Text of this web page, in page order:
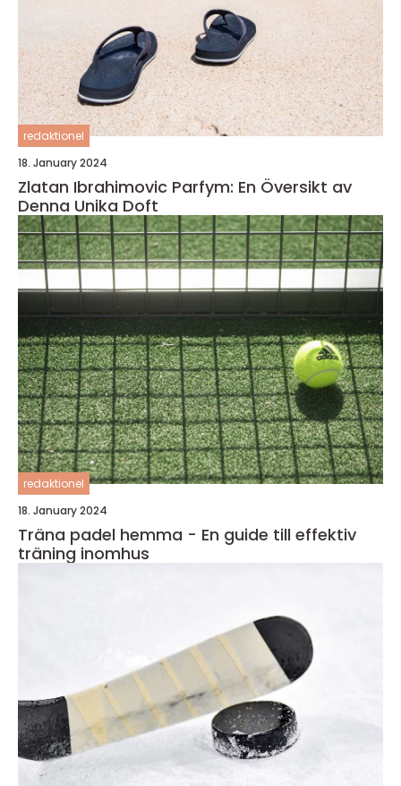
redaktionel
18. January 2024
Zlatan Ibrahimovic Parfym: En Översikt av
Denna Unika Doft
redaktionel
18. January 2024
Träna padel hemma - En guide till effektiv
träning inomhus